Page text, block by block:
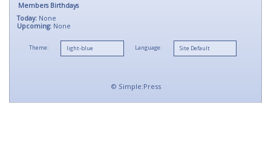
Members Birthdays
Today: None
Upcoming: None
Theme: Language:
© Simple:Press